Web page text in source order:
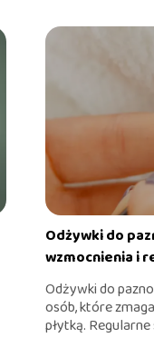
Odżywki do
wzmocnienia i
Odżywki do
osób, które
płytką.